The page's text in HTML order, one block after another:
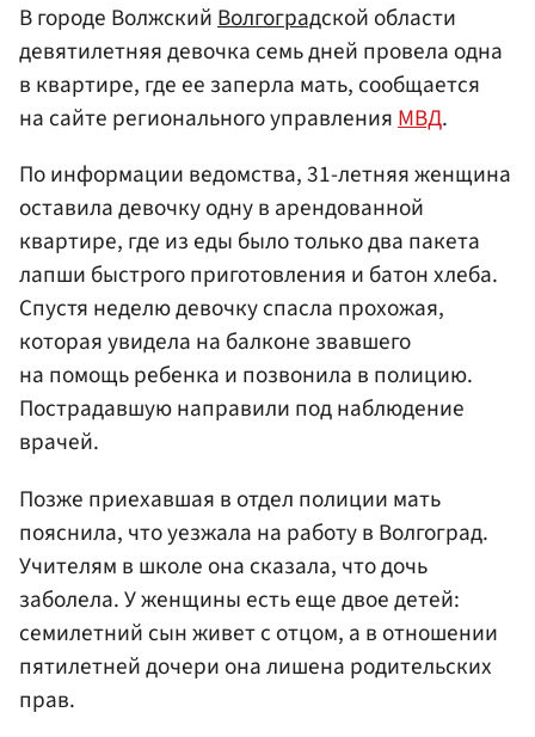
В городе ВолжскийВолгоградской области
девятилетняя девочка семь дней провела одна
в квартире, где ее заперла мать, сообщается
на сайте регионального управленияМВД.
По информации ведомства, 31-летняя женщина
оставила девочку одну в арендованной
квартире, где из еды было только два пакета
лапши быстрого приготовления и батон хлеба.
Спустя неделю девочку спасла прохожая,
которая увидела на балконе звавшего
на помощь ребенка и позвонила в полицию.
Пострадавшую направили под наблюдение
врачей.
Позже приехавшая в отдел полиции мать
пояснила, что уезжала на работу в Волгоград.
Учителям в школе она сказала, что дочь
заболела. У женщины есть еще двое детей:
семилетний сын живет с отцом, а в отношении
пятилетней дочери она лишена родительских
прав.